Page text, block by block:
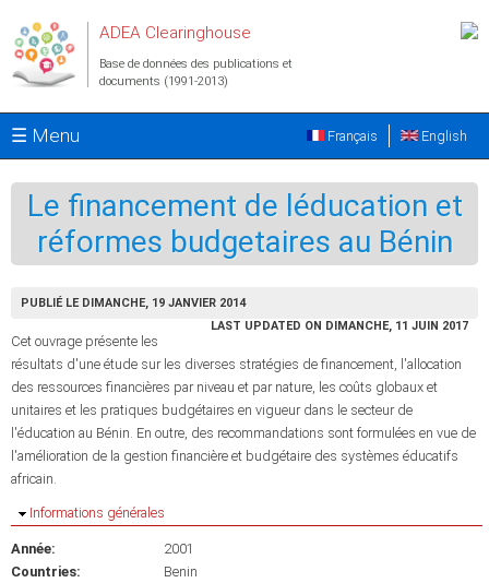
ADEA Clearinghouse
Base de données des publications et
documents (1991-2013)
☰ Menu English
Français
Le financement de léducation et
réformes budgetaires au Bénin
PUBLIÉ LE DIMANCHE, 19 JANVIER 2014
LAST UPDATED ON DIMANCHE, 11 JUIN 2017
Cet ouvrage présente les
résultats d'une étude sur les diverses stratégies de financement, l'allocation
des ressources financières par niveau et par nature, les coûts globaux et
unitaires et les pratiques budgétaires en vigueur dans le secteur de
l'éducation au Bénin. En outre, des recommandations sont formulées en vue de
l'amélioration de la gestion financière et budgétaire des systèmes éducatifs
africain.
Masquer
Informations générales
Année:
2001
Countries:
Benin